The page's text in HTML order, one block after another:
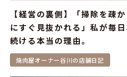
【経営の裏側】「掃除を疎
にすぐ見抜かれる」私が毎
続ける本当の理由。
焼肉屋オーナー谷川の店舗日記